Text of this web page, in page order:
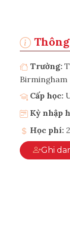
Trường:
Birmingham
Cấp học:
Kỳ nhập
Học phí:
Ghi